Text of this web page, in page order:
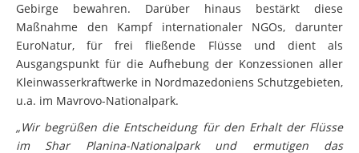
Gebirge bewahren. Darüber hinaus bestärkt diese
Maßnahme den Kampf internationaler NGOs, darunter
EuroNatur, für frei fließende Flüsse und dient als
Ausgangspunkt für die Aufhebung der Konzessionen aller
Kleinwasserkraftwerke in Nordmazedoniens Schutzgebieten,
u.a. im Mavrovo-Nationalpark.
„Wir begrüßen die Entscheidung für den Erhalt der Flüsse
im Shar Planina-Nationalpark und ermutigen das